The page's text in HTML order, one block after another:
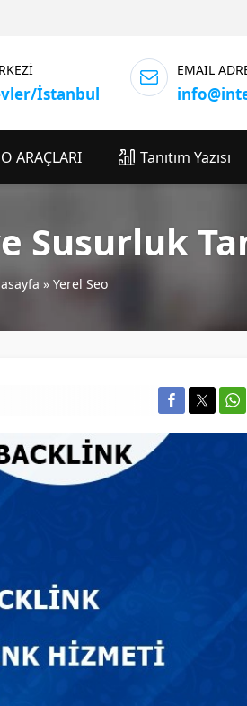
İstanbul
EMAIL
ARAÇLARI Tanıtım Yazısı
» Yerel Seo